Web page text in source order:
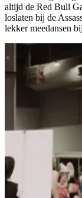
altijd de Red Bull
loslaten bij de
lekker meedansen